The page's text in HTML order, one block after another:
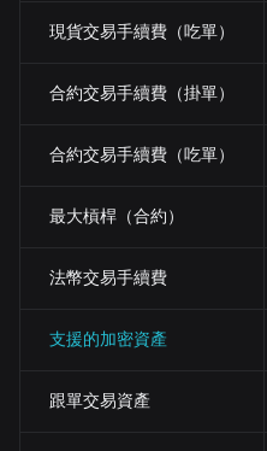
現貨交易手續費（吃單）
合約交易手續費（掛單）
合約交易手續費（吃單）
最大槓桿（合約）
法幣交易手續費
支援的加密資產
跟單交易資產